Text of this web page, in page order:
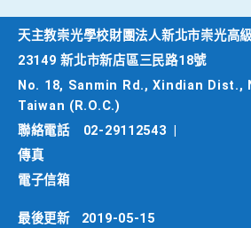
天主教崇光學校財團法人新北市崇光高
23149 新北市新店區三民路18號
No. 18, Sanmin Rd., Xindian Dist.,
Taiwan (R.O.C.)
聯絡電話
02-29112543
傳真
電子信箱
最後更新 2019-05-15